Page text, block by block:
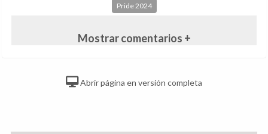
Pride 2024
Mostrar comentarios +
Abrir página en versión completa